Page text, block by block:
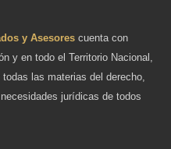
y Asesores cuenta con
y en todo el Territorio Nacional,
las materias del derecho,
jurídicas de todos